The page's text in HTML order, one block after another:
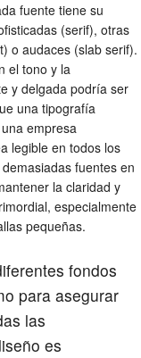
fuente tiene su
(serif), otras
o audaces (slab serif).
el tono y la
y delgada podría ser
una tipografía
empresa
legible en todos los
fuentes en
la claridad y
especialmente
pequeñas.
fondos
para asegurar
las
es